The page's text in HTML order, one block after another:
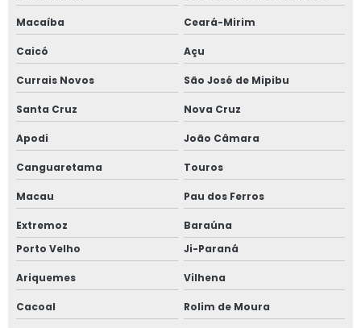
Macaíba Ceará-Mirim
Caicó Açu
Currais Novos São José de Mipibu
Santa Cruz Nova Cruz
Apodi João Câmara
Canguaretama Touros
Macau Pau dos Ferros
Extremoz
Baraúna
Porto Velho
Ji-Paraná
Ariquemes Vilhena
Cacoal Rolim de Moura